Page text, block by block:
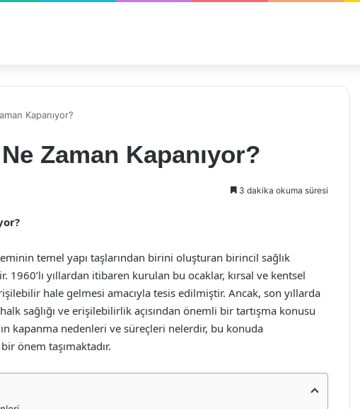
Kapanıyor?
Zaman Kapanıyor?
3 dakika okuma süresi
temel yapı taşlarından birini oluşturan birincil sağlık
1960’lı yıllardan itibaren kurulan bu ocaklar, kırsal ve kentsel
hale gelmesi amacıyla tesis edilmiştir. Ancak, son yıllarda
sağlığı ve erişilebilirlik açısından önemli bir tartışma konusu
kapanma nedenleri ve süreçleri nelerdir, bu konuda
önem taşımaktadır.